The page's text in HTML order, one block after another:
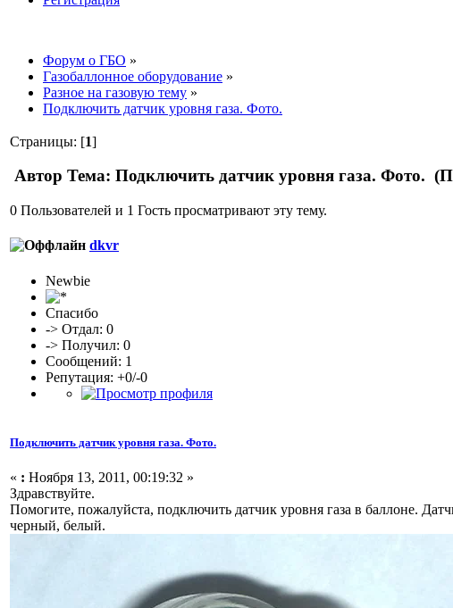
Форум о ГБО »
Газобаллонное оборудование »
Разное на газовую тему »
Подключить датчик уровня газа. Фото.
Страницы: [1]
Автор Тема: Подключить датчик уровня газа. Фото.
0 Пользователей и 1 Гость просматривают эту тему.
dkvr
Newbie
Спасибо
-> Отдал: 0
-> Получил: 0
Сообщений: 1
Репутация: +0/-0
Подключить датчик уровня газа. Фото.
« : Ноября 13, 2011, 00:19:32 »
Здравствуйте.
Помогите, пожалуйста, подключить датчик уровня газа в баллоне.
черный, белый.